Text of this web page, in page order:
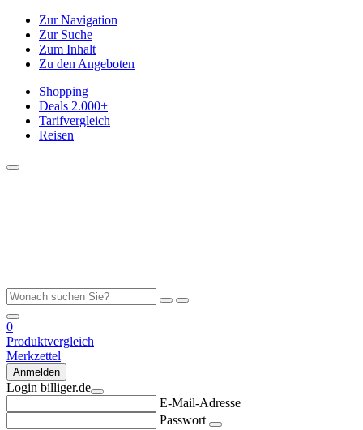
Zur Navigation
Zur Suche
Zum Inhalt
Zu den Angeboten
Shopping
Deals 2.000+
Tarifvergleich
Reisen
0
Produktvergleich
Merkzettel
Anmelden
Login billiger.de
E-Mail-Adresse
Passwort